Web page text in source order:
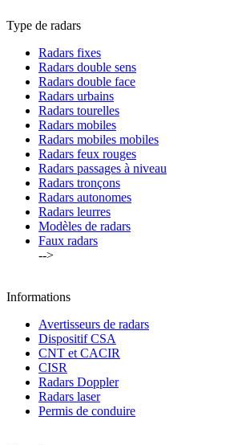
Type de radars
Radars fixes
Radars double sens
Radars double face
Radars urbains
Radars tourelles
Radars mobiles
Radars mobiles mobiles
Radars feux rouges
Radars passages à niveau
Radars tronçons
Radars autonomes
Radars leurres
Modèles de radars
Faux radars
-->
Informations
Avertisseurs de radars
Dispositif CSA
CNT et CACIR
CISR
Radars Doppler
Radars laser
Permis de conduire